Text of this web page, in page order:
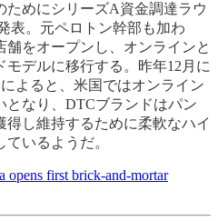
ためにシリーズA資金調達ラウ
表。元ペロトン幹部も加わ
舗をオープンし、オンラインと
デルに移行する。昨年12月に
よると、米国ではオンライン
なり、DTCブランドはパン
し維持するために柔軟なハイ
いるようだ。
opens first brick-and-mortar